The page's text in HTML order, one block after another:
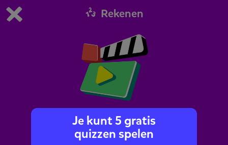
Dit is de gratis demo van Squla.
Bestel nu
0 1
Rekenen
Klokkijken
Je kunt 5 gratis
quizzen spelen